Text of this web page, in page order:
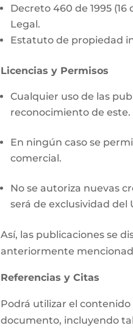
Decreto 460 de 1995
Legal.
Estatuto de propiedad
Licencias y Permisos
Cualquier uso de las
reconocimiento de este.
En ningún caso se
comercial.
No se autoriza nuevas
será de exclusividad del
Así, las publicaciones se
anteriormente
Referencias y Citas
Podrá utilizar el
documento, incluyendo